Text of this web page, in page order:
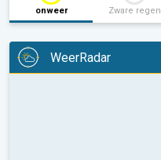
onweer Zware regen
WeerRadar